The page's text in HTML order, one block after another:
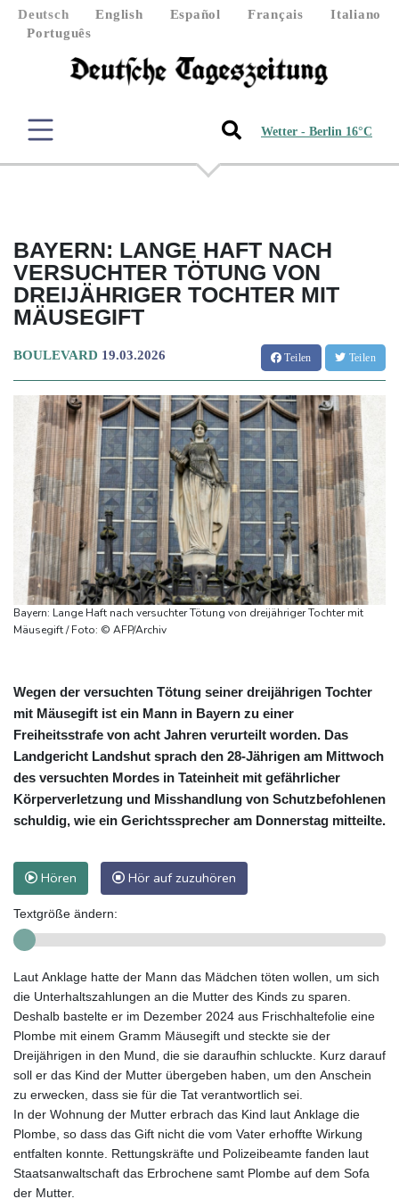
Deutsch English Español Français
Italiano
Português
Wetter - Berlin 16°C
BAYERN: LANGE HAFT NACH
VERSUCHTER TÖTUNG VON
DREIJÄHRIGER TOCHTER MIT
MÄUSEGIFT
BOULEVARD 19.03.2026 Teilen Teilen
Bayern: Lange Haft nach versuchter Tötung von dreijähriger Tochter mit
Mäusegift / Foto: © AFP/Archiv
Wegen der versuchten Tötung seiner dreijährigen Tochter
mit Mäusegift ist ein Mann in Bayern zu einer
Freiheitsstrafe von acht Jahren verurteilt worden. Das
Landgericht Landshut sprach den 28-Jährigen am Mittwoch
des versuchten Mordes in Tateinheit mit gefährlicher
Körperverletzung und Misshandlung von Schutzbefohlenen
schuldig, wie ein Gerichtssprecher am Donnerstag mitteilte.
Hören Hör auf zuzuhören
Textgröße ändern:
Laut Anklage hatte der Mann das Mädchen töten wollen, um sich
die Unterhaltszahlungen an die Mutter des Kinds zu sparen.
Deshalb bastelte er im Dezember 2024 aus Frischhaltefolie eine
Plombe mit einem Gramm Mäusegift und steckte sie der
Dreijährigen in den Mund, die sie daraufhin schluckte. Kurz darauf
soll er das Kind der Mutter übergeben haben, um den Anschein
zu erwecken, dass sie für die Tat verantwortlich sei.
In der Wohnung der Mutter erbrach das Kind laut Anklage die
Plombe, so dass das Gift nicht die vom Vater erhoffte Wirkung
entfalten konnte. Rettungskräfte und Polizeibeamte fanden laut
Staatsanwaltschaft das Erbrochene samt Plombe auf dem Sofa
der Mutter.